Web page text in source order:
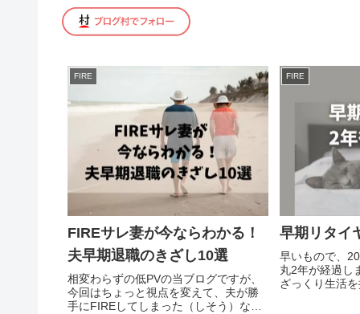
FIRE
FIREサレ妻が今ならわかる！
夫早期退職のきざし10選
相変わらずの低PVの当ブログですが、
今回はちょっと視点を変えて、夫が勝
手にFIREしてしまった（しそう）な妻
FIRE
早期リタイ
早いもので、
丸2年が経過し
ざっくり生活